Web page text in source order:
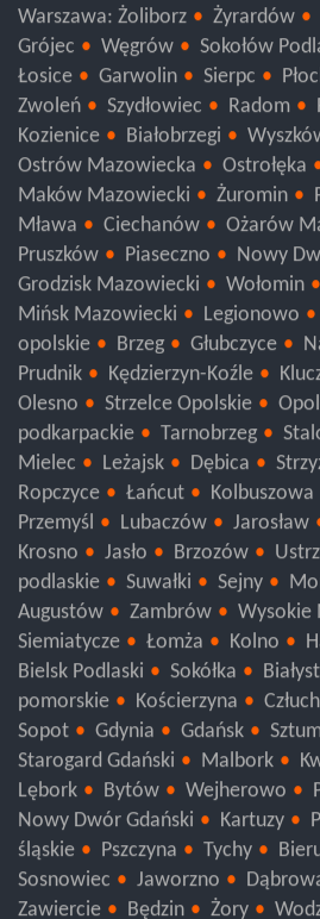
Warszawa: Włochy
Warszawa:
Warszawa: Żoliborz
Żyrardów
Grójec
Węgrów Sokołów
Łosice
Garwolin Sierpc
Zwoleń
Szydłowiec Radom
Kozienice
Białobrzegi
Ostrów Mazowiecka
Ostrołęka
Maków Mazowiecki
Żuromin
Mława
Ciechanów
Ożarów
Pruszków
Piaseczno
Nowy
Grodzisk Mazowiecki
Wołomin
Mińsk Mazowiecki
Legionowo
opolskie
Brzeg Głubczyce
Prudnik
Kędzierzyn-Koźle
Olesno
Strzelce Opolskie
podkarpackie
Tarnobrzeg
Mielec
Leżajsk Dębica
Ropczyce
Łańcut Kolbuszowa
Przemyśl
Lubaczów Jarosław
Krosno
Jasło Brzozów
podlaskie
Suwałki Sejny
Augustów
Zambrów
Wysokie
Siemiatycze
Łomża Kolno
Bielsk Podlaski
Sokółka
pomorskie
Kościerzyna
Sopot
Gdynia Gdańsk
Starogard Gdański
Malbork
Lębork
Bytów Wejherowo
Nowy Dwór Gdański
Kartuzy
śląskie
Pszczyna Tychy
Sosnowiec
Jaworzno